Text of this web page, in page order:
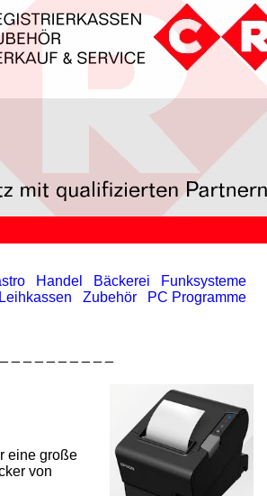
Handel Bäckerei
Funksysteme
Leihkassen
Zubehör PC Programme
eine große
von